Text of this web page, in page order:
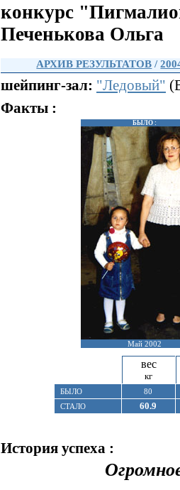
конкурс
Печенькова Ольга
АРХИВ РЕЗУЛЬТАТОВ /
шейпинг-зал: "Ледовый"
Факты :
БЫЛО :
Май 2002
вес
кг
БЫЛО
80
СТАЛО
60.9
История успеха :